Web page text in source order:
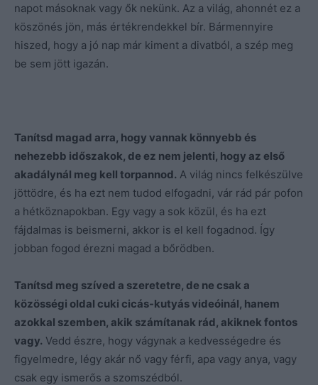
napot másoknak vagy ők nekünk. Az a világ, ahonnét ez a
köszönés jön, más értékrendekkel bír. Bármennyire
hiszed, hogy a jó nap már kiment a divatból, a szép meg
be sem jött igazán.
Tanítsd magad arra, hogy vannak könnyebb és
nehezebb időszakok, de ez nem jelenti, hogy az első
akadálynál meg kell torpannod. A világ nincs felkészülve
jöttödre, és ha ezt nem tudod elfogadni, vár rád pár pofon
a hétköznapokban. Egy vagy a sok közül, és ha ezt
fájdalmas is beismerni, akkor is el kell fogadnod. Így
jobban fogod érezni magad a bőrödben.
Tanítsd meg szíved a szeretetre, de ne csak a
közösségi oldal cuki cicás-kutyás videóinál, hanem
azokkal szemben, akik számítanak rád, akiknek fontos
vagy. Vedd észre, hogy vágynak a kedvességedre és
figyelmedre, légy akár nő vagy férfi, apa vagy anya, vagy
csak egy ismerős a szomszédból.